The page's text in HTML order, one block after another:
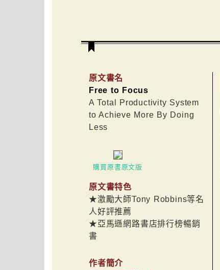
原文書名
Free to Focus
A Total Productivity System
to Achieve More By Doing
Less
購買原書原文版
原文書特色
★激勵大師Tony Robbins等名
人好評推薦
★亞馬遜網路書店排行榜暢銷
書
作者簡介